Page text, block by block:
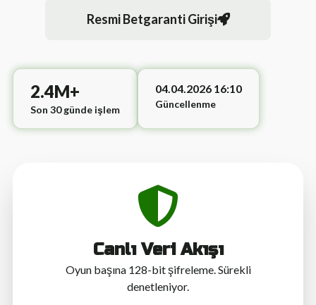
Resmi Betgaranti Girişi
2.4M+
Son 30 günde işlem
04.04.2026 16:10
Güncellenme
Canlı Veri Akışı
Oyun başına 128-bit şifreleme. Sürekli
denetleniyor.